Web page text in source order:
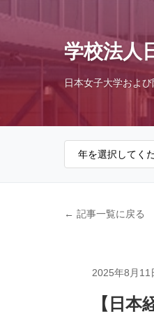
学校法人
日本女子大学およ
← 記事一覧に戻る
2025年8月11
【日